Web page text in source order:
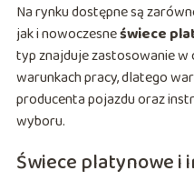
Na rynku dostępne są
jak i nowoczesneświece
typ znajduje zastosowanie w
warunkach pracy, dlatego
producenta pojazdu oraz
wyboru.
Świece platynowe i